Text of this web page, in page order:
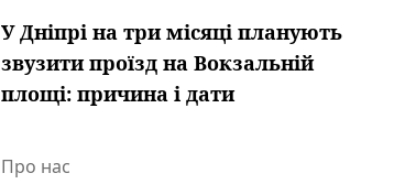
У Дніпрі на три місяці планують
звузити проїзд на Вокзальній
площі: причина і дати
Про нас